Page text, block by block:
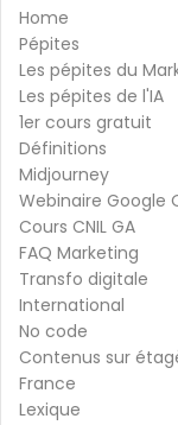
Home
Pépites
Les pépites du
Les pépites de l'IA
1er cours gratuit
Définitions
Midjourney
Webinaire Google
Cours CNIL GA
FAQ Marketing
Transfo digitale
International
No code
Contenus sur
France
Lexique